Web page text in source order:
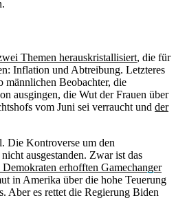
Themen herauskristallisiert, die für
Inflation und Abtreibung. Letzteres
männlichen Beobachter, die
ausgingen, die Wut der Frauen über
vom Juni sei verraucht und der
Die Kontroverse um den
ausgestanden. Zwar ist das
erhofften Gamechanger
in Amerika über die hohe Teuerung
Aber es rettet die Regierung Biden